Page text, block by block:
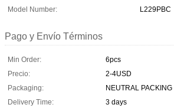
Model Number:
L229PBC
Pago y Envío Términos
Min Order:
6pcs
Precio:
2-4USD
Packaging:
NEUTRAL PACKING
Delivery Time:
3 days